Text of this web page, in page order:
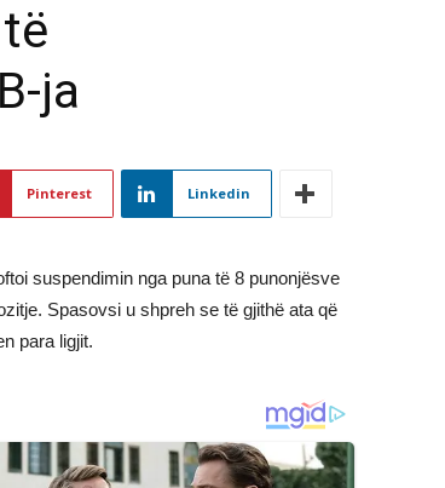
ja
Pinterest Linkedin
suspendimin nga puna të 8 punonjësve
Spasovsi u shpreh se të gjithë ata që
para ligjit.